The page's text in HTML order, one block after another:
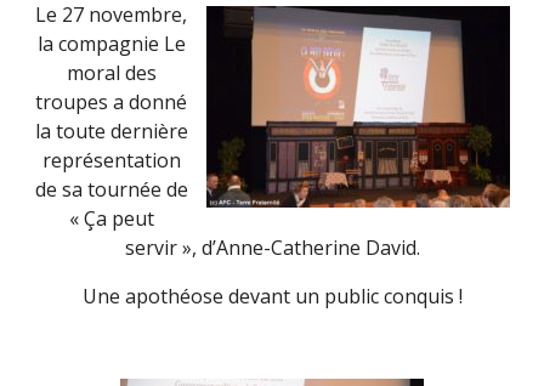
Le 27 novembre,
la compagnie Le
moral des
troupes a donné
la toute dernière
représentation
de sa tournée de
« Ça peut
servir », d’Anne-Catherine David.
Une apothéose devant un public conquis !